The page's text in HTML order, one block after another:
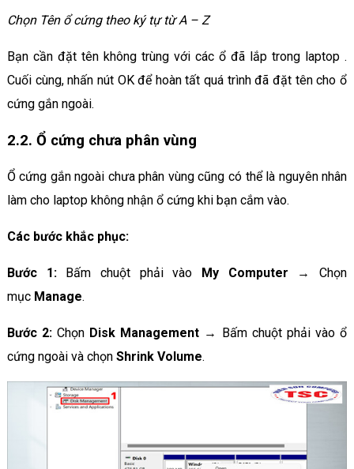
Chọn Tên ổ cứng theo ký tự từ A – Z
Bạn cần đặt tên không trùng với các ổ đã lắp trong laptop .
Cuối cùng, nhấn nút OK để hoàn tất quá trình đã đặt tên cho ổ
cứng gắn ngoài.
2.2. Ổ cứng chưa phân vùng
Ổ cứng gắn ngoài chưa phân vùng cũng có thể là nguyên nhân
làm cho laptop không nhận ổ cứng khi bạn cắm vào.
Các bước khắc phục:
Bước 1: Bấm chuột phải vào My Computer
→ Chọn
mục Manage.
Bước 2:Chọn Disk Management → Bấm chuột phải vào ổ
cứng ngoài và chọn Shrink Volume.